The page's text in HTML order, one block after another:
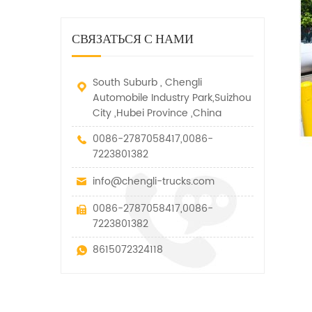
транспортные средства.
специальных транспортных
средств, которые допускаются
параметров этого вида
вытягивание и подъем тяги.
СВЯЗАТЬСЯ С НАМИ
South Suburb , Chengli
Automobile Industry Park,Suizhou
City ,Hubei Province ,China
0086-2787058417,0086-
7223801382
info@chengli-trucks.com
0086-2787058417,0086-
7223801382
8615072324118